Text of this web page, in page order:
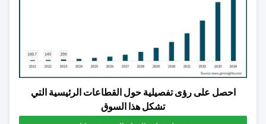
احصل على رؤى تفصيلية حول القطاعات الرئيسية التي
تشكل هذا السوق